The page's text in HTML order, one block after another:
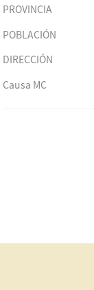
PROVINCIA
POBLACIÓN
DIRECCIÓN
Causa MC